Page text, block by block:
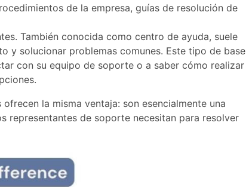
de la empresa, guías de resolución de
También conocida como centro de ayuda, suele
y solucionar problemas comunes. Este tipo de base
con su equipo de soporte o a saber cómo realizar
la misma ventaja: son esencialmente una
representantes de soporte necesitan para resolver